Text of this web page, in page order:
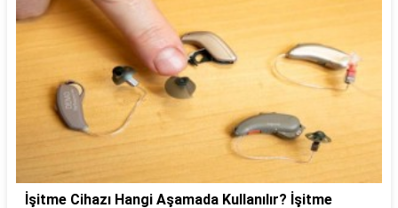
İşitme Cihazı Hangi Aşamada Kullanılır? İşitme